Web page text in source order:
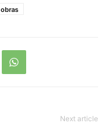
obras
Next article